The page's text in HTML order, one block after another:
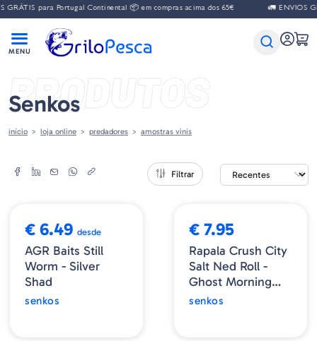
GRÁTIS para Portugal Continental 📦 em compras acima dos 65€ 🚛 ENVIOS
PRODUTOS
Senkos
início loja online predadores amostras vinis
Filtrar
€ 6.49 desde
AGR Baits Still
Worm - Silver
Shad
senkos
€ 7.95
Rapala Crush City
Salt Ned Roll -
Ghost Morning
Dawn
senkos